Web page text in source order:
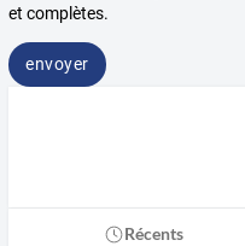
et complètes.
envoyer
Récents